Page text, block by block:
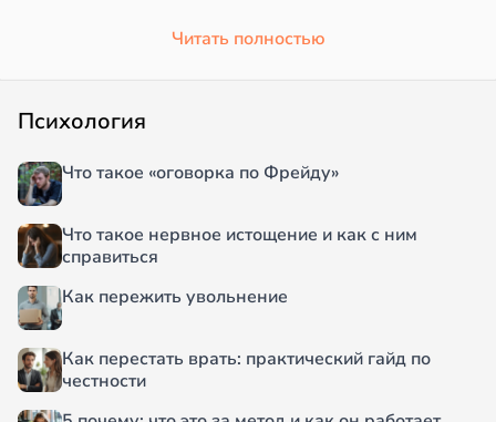
Читать полностью
Психология
Что такое «оговорка по Фрейду»
Что такое нервное истощение и как с ним
справиться
Как пережить увольнение
Как перестать врать: практический гайд по
честности